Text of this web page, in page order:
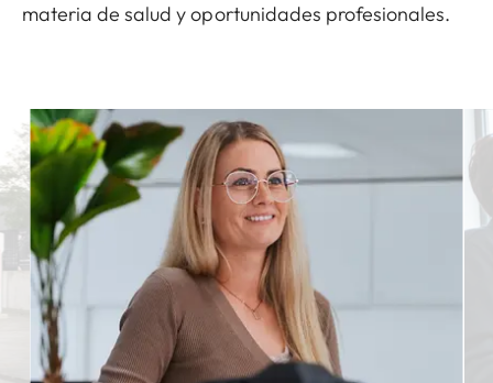
materia de salud y oportunidades profesionales.